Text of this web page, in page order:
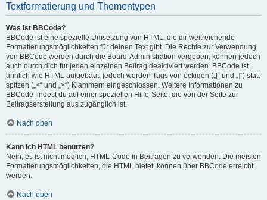
Textformatierung und Thementypen
Was ist BBCode?
BBCode ist eine spezielle Umsetzung von HTML, die dir weitreichende
Formatierungsmöglichkeiten für deinen Text gibt. Die Rechte zur Verwendung
von BBCode werden durch die Board-Administration vergeben, können jedoch
auch durch dich für jeden einzelnen Beitrag deaktiviert werden. BBCode ist
ähnlich wie HTML aufgebaut, jedoch werden Tags von eckigen („[“ und „]“) statt
spitzen („<“ und „>“) Klammern eingeschlossen. Weitere Informationen zu
BBCode findest du auf einer speziellen Hilfe-Seite, die von der Seite zur
Beitragserstellung aus zugänglich ist.
Nach oben
Kann ich HTML benutzen?
Nein, es ist nicht möglich, HTML-Code in Beiträgen zu verwenden. Die meisten
Formatierungsmöglichkeiten, die HTML bietet, können über BBCode erreicht
werden.
Nach oben